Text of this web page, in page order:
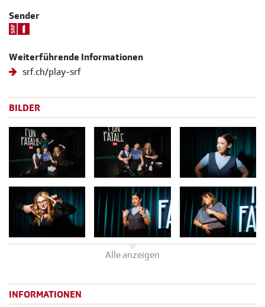
Sender
Weiterführende Informationen
srf.ch/play-srf
BILDER
Alle anzeigen
INFORMATIONEN